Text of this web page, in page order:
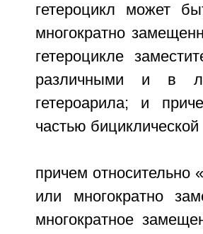
гетероцикл может
многократно
гетероцикле
различными и в
гетероарила; и
частью
причем относительно
или многократно
многократное